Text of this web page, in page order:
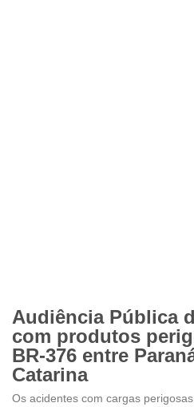
Audiência Pública
com produtos
BR-376 entre
Catarina
Os acidentes com cargas